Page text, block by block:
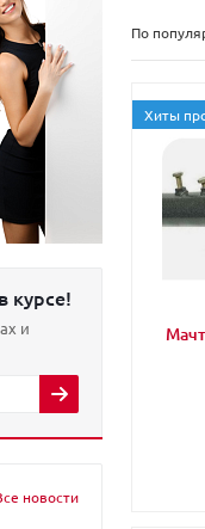
курсе!
и
новости
По
Хиты